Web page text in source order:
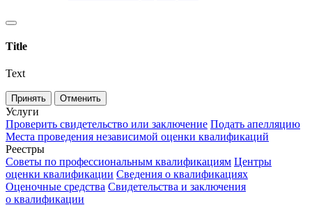
Title
Text
Принять Отменить
Услуги
Проверить свидетельство или заключение Подать апелляцию
Места проведения независимой оценки квалификаций
Реестры
Советы по профессиональным квалификациям Центры
оценки квалификации Сведения о квалификациях
Оценочные средства Свидетельства и заключения
о квалификации